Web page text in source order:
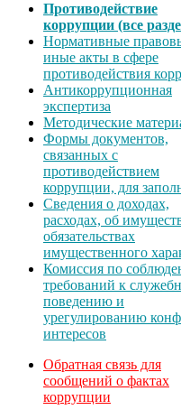
Противодействие
коррупции (все
Нормативные
иные акты в сфере
противодействия
Антикоррупционная
экспертиза
Методические
Формы документов,
связанных с
противодействием
коррупции, для
Сведения о доходах,
расходах, об
обязательствах
имущественного
Комиссия по
требований к
поведению и
урегулированию
интересов
Обратная связь для
сообщений о фактах
коррупции